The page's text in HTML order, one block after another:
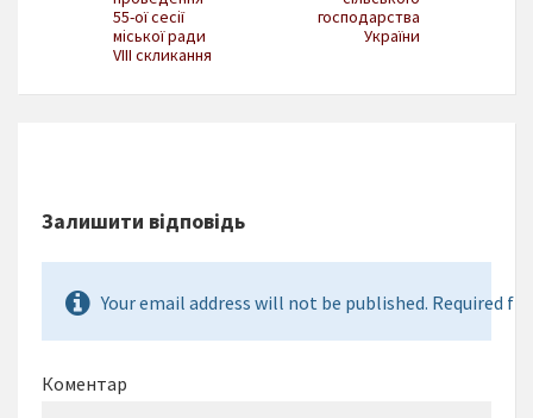
55-ої сесії
міської ради
VІІІ скликання
господарства
України
Залишити відповідь
Your email address will not be published. Required
Коментар